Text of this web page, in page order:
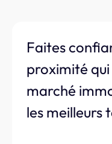
Faites
proximité
marché
les meilleurs